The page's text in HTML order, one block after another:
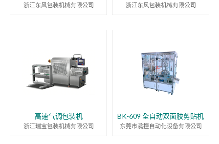
浙江东风包装机械有限公司 浙江东风包装机械有限公司
高速气调包装机
浙江瑞宝包装机械有限公司
BK-609 全自动双面胶剪贴机
东莞市骉控自动化设备有限公司